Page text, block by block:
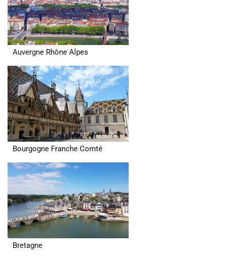
Auvergne Rhône Alpes
Bourgogne Franche Comté
Bretagne